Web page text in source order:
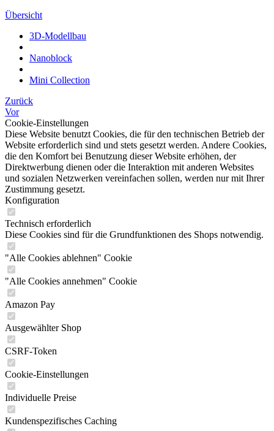
Übersicht
3D-Modellbau
Nanoblock
Mini Collection
Zurück
Vor
Cookie-Einstellungen
Diese Website benutzt Cookies, die für den technischen Betrieb der
Website erforderlich sind und stets gesetzt werden. Andere Cookies,
die den Komfort bei Benutzung dieser Website erhöhen, der
Direktwerbung dienen oder die Interaktion mit anderen Websites
und sozialen Netzwerken vereinfachen sollen, werden nur mit Ihrer
Zustimmung gesetzt.
Konfiguration
Technisch erforderlich
Diese Cookies sind für die Grundfunktionen des Shops notwendig.
"Alle Cookies ablehnen" Cookie
"Alle Cookies annehmen" Cookie
Amazon Pay
Ausgewählter Shop
CSRF-Token
Cookie-Einstellungen
Individuelle Preise
Kundenspezifisches Caching